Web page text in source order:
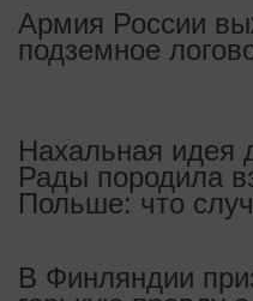
Армия России
подземное
Нахальная идея
Рады породила
Польше: что
В Финляндии